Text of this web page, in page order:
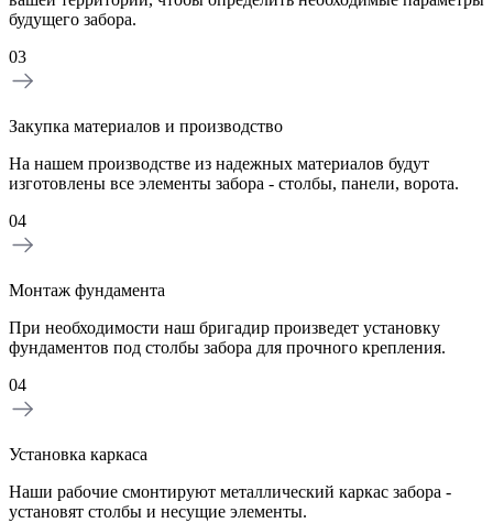
будущего забора.
03
Закупка материалов и производство
На нашем производстве из надежных материалов будут
изготовлены все элементы забора - столбы, панели, ворота.
04
Монтаж фундамента
При необходимости наш бригадир произведет установку
фундаментов под столбы забора для прочного крепления.
04
Установка каркаса
Наши рабочие смонтируют металлический каркас забора -
установят столбы и несущие элементы.